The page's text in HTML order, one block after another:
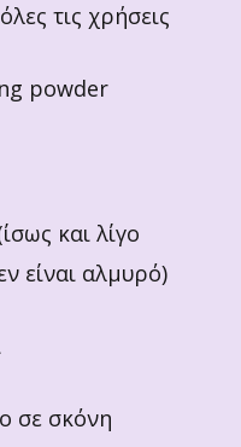
τις χρήσεις
powder
και λίγο
είναι αλμυρό)
σε σκόνη